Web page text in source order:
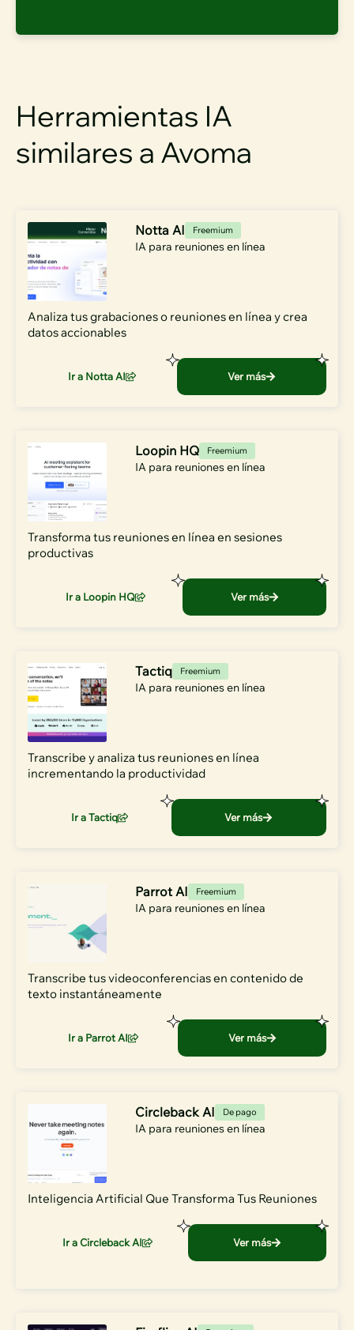
Herramientas IA
similares a Avoma
Notta AI Freemium
IA para reuniones en línea
Analiza tus grabaciones o reuniones en línea y crea
datos accionables
Ir a Notta AI Ver más
Loopin HQ Freemium
IA para reuniones en línea
Transforma tus reuniones en línea en sesiones
productivas
Ir a Loopin HQ Ver más
Tactiq Freemium
IA para reuniones en línea
Transcribe y analiza tus reuniones en línea
incrementando la productividad
Ir a Tactiq Ver más
Parrot AI Freemium
IA para reuniones en línea
Transcribe tus videoconferencias en contenido de
texto instantáneamente
Ir a Parrot AI Ver más
Circleback AI De pago
IA para reuniones en línea
Inteligencia Artificial Que Transforma Tus Reuniones
Ir a Circleback AI Ver más